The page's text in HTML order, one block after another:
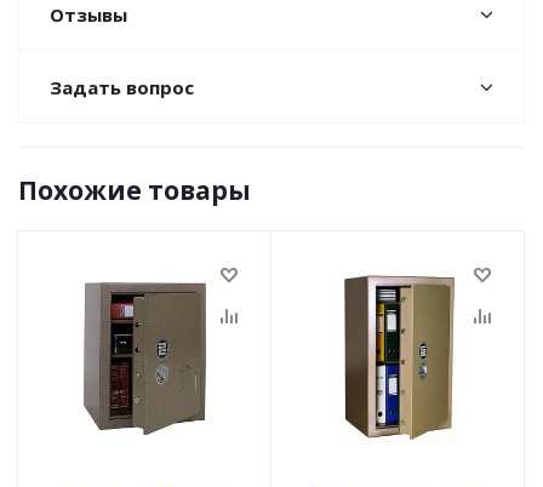
Отзывы
Задать вопрос
Похожие товары